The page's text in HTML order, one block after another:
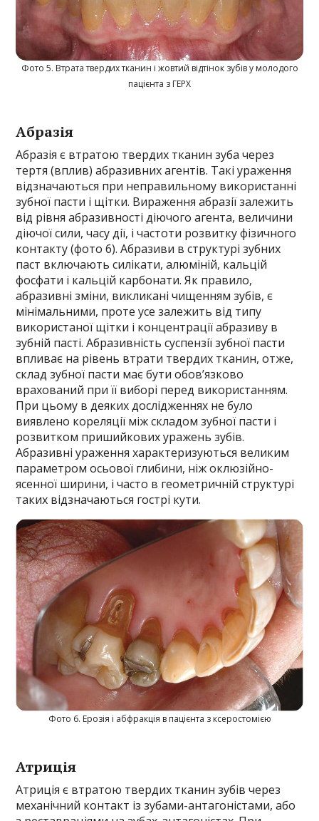
Фото 5. Втрата твердих тканин і жовтий відтінок зубів у молодого
пацієнта з ГЕРХ
Абразія
Абразія є втратою твердих тканин зуба через
тертя (вплив) абразивних агентів. Такі ураження
відзначаються при неправильному використанні
зубної пасти і щітки. Вираження абразії залежить
від рівня абразивності діючого агента, величини
діючої сили, часу дії, і частоти розвитку фізичного
контакту (фото 6). Абразиви в структурі зубних
паст включають силікати, алюміній, кальцій
фосфати і кальцій карбонати. Як правило,
абразивні зміни, викликані чищенням зубів, є
мінімальними, проте усе залежить від типу
використаної щітки і концентрації абразиву в
зубній пасті. Абразивність суспензії зубної пасти
впливає на рівень втрати твердих тканин, отже,
склад зубної пасти має бути обов’язково
врахований при її виборі перед використанням.
При цьому в деяких дослідженнях не було
виявлено кореляції між складом зубної пасти і
розвитком пришийкових уражень зубів.
Абразивні ураження характеризуються великим
параметром осьової глибини, ніж оклюзійно-
ясенної ширини, і часто в геометричній структурі
таких відзначаються гострі кути.
Фото 6. Ерозія і абфракція в пацієнта з ксеростомією
Атриція
Атриція є втратою твердих тканин зубів через
механічний контакт із зубами-антагоністами, або